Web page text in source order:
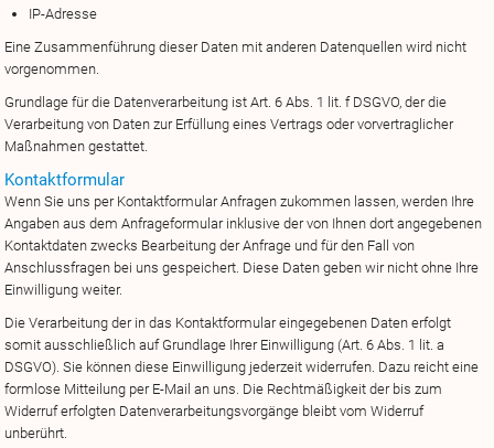
IP-Adresse
Eine Zusammenführung dieser Daten mit anderen Datenquellen wird nicht
vorgenommen.
Grundlage für die Datenverarbeitung ist Art. 6 Abs. 1 lit. f DSGVO, der die
Verarbeitung von Daten zur Erfüllung eines Vertrags oder vorvertraglicher
Maßnahmen gestattet.
Kontaktformular
Wenn Sie uns per Kontaktformular Anfragen zukommen lassen, werden Ihre
Angaben aus dem Anfrageformular inklusive der von Ihnen dort angegebenen
Kontaktdaten zwecks Bearbeitung der Anfrage und für den Fall von
Anschlussfragen bei uns gespeichert. Diese Daten geben wir nicht ohne Ihre
Einwilligung weiter.
Die Verarbeitung der in das Kontaktformular eingegebenen Daten erfolgt
somit ausschließlich auf Grundlage Ihrer Einwilligung (Art. 6 Abs. 1 lit. a
DSGVO). Sie können diese Einwilligung jederzeit widerrufen. Dazu reicht eine
formlose Mitteilung per E-Mail an uns. Die Rechtmäßigkeit der bis zum
Widerruf erfolgten Datenverarbeitungsvorgänge bleibt vom Widerruf
unberührt.